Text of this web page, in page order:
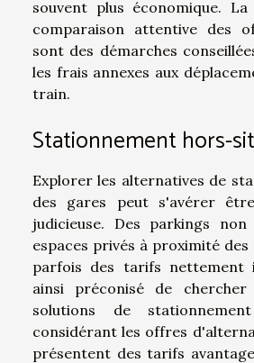
souvent plus économique.
comparaison attentive des
sont des démarches
les frais annexes aux
train.
Stationnement hors-
Explorer les alternatives de
des gares peut s'avérer
judicieuse. Des parkings
espaces privés à proximité
parfois des tarifs nettement
ainsi préconisé de chercher
solutions de
considérant les offres
présentent des tarifs